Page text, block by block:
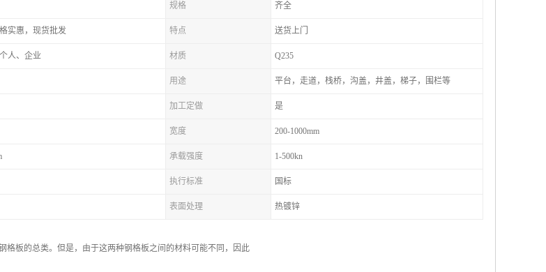
规格 齐全
实惠，现货批发 特点 送货上门
人、企业 材质 Q235
用途 平台，走道，栈桥，沟盖，井盖，梯子，围栏等
加工定做 是
宽度 200-1000mm
承载强度 1-500kn
执行标准 国标
表面处理 热镀锌
格板的总类。但是，由于这两种钢格板之间的材料可能不同，因此